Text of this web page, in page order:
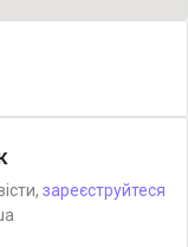
зареєструйтеся